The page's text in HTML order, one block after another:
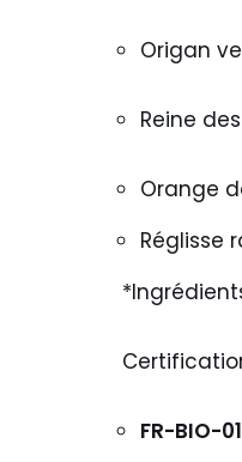
Origan
Reine
Orange
Réglisse
FR-BIO-01